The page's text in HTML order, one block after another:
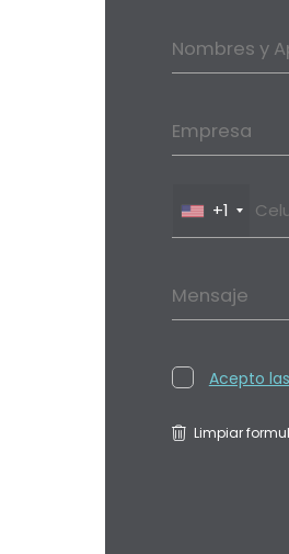
Nombres y
Empresa
+1
Mensaje
Acepto
Limpiar